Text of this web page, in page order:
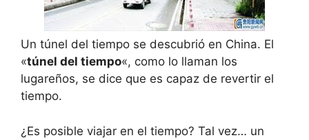
Un túnel del tiempo se descubrió en China. El
«túnel del tiempo«, como lo llaman los
lugareños, se dice que es capaz de revertir el
tiempo.
¿Es posible viajar en el tiempo? Tal vez… un